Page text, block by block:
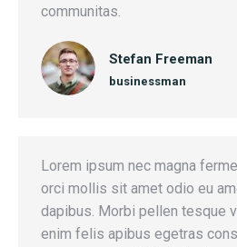
communitas.
Stefan Freeman
businessman
Lorem ipsum nec magna
orci mollis sit amet odio eu
dapibus. Morbi pellen tesque
enim felis apibus egetras